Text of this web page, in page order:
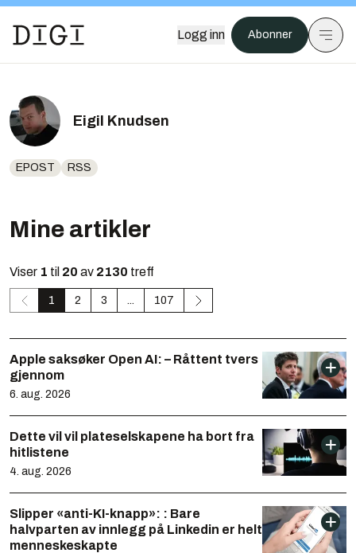
Logg inn Abonner
Eigil Knudsen
EPOST RSS
Mine artikler
Viser 1 til 20 av 2130 treff
1 2 3 ... 107
Apple saksøker Open AI: – Råttent tvers
gjennom
6. aug. 2026
Dette vil vil plateselskapene ha bort fra
hitlistene
4. aug. 2026
Slipper «anti-KI-knapp»: : Bare
halvparten av innlegg på Linkedin er helt
menneskeskapte